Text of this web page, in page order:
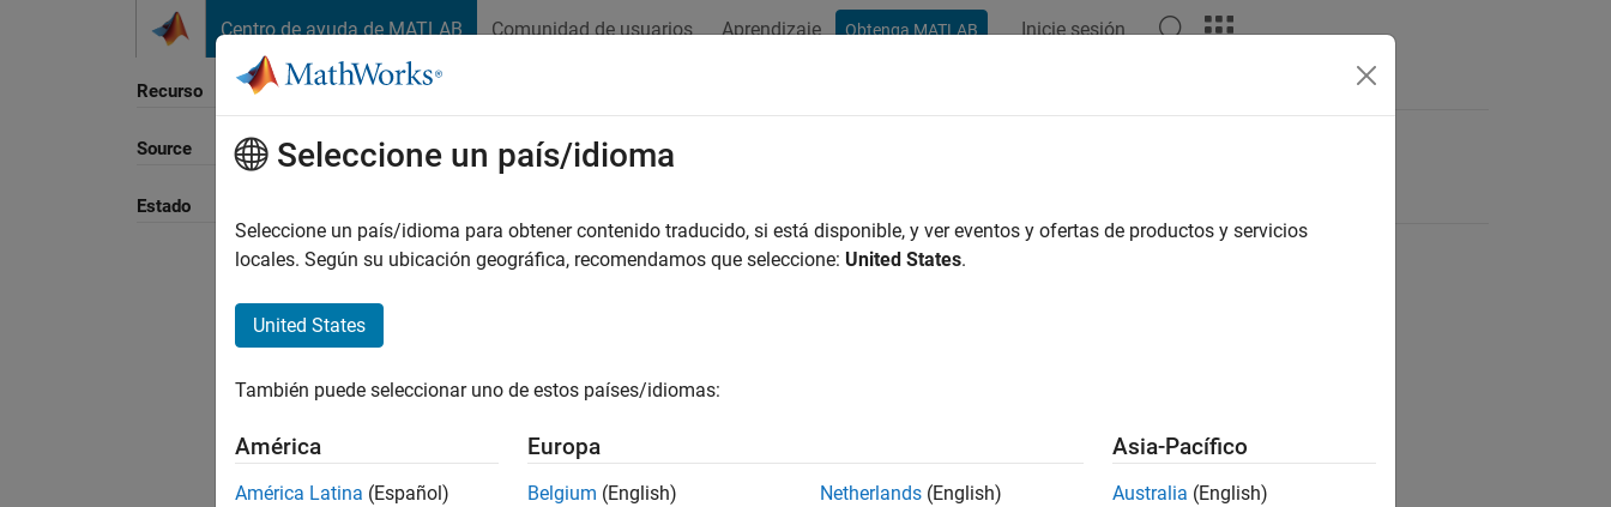
Centro de ayuda de MATLAB Comunidad de usuarios Aprendizaje Obtenga MATLAB Inicie sesión
Recurso
Source
Estado
Ordenar por
Seleccione un país/idioma
Seleccione un país/idioma para obtener contenido traducido, si está disponible, y ver eventos y ofertas de productos y servicios
locales. Según su ubicación geográfica, recomendamos que seleccione: United States.
United States
También puede seleccionar uno de estos países/idiomas:
América
América Latina (Español)
Europa
Belgium (English)
Netherlands (English)
Asia-Pacífico
Australia (English)